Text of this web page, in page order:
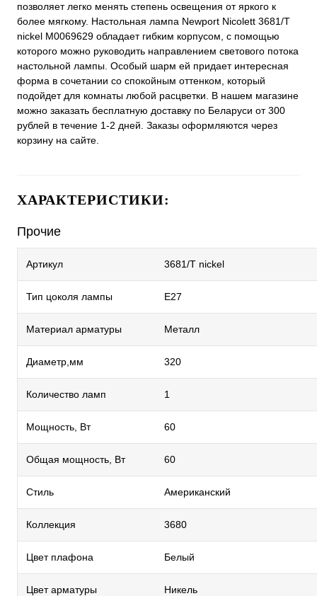
позволяет легко менять степень освещения от яркого к
более мягкому. Настольная лампа Newport Nicolett 3681/T
nickel М0069629 обладает гибким корпусом, с помощью
которого можно руководить направлением светового потока
настольной лампы. Особый шарм ей придает интересная
форма в сочетании со спокойным оттенком, который
подойдет для комнаты любой расцветки. В нашем магазине
можно заказать бесплатную доставку по Беларуси от 300
рублей в течение 1-2 дней. Заказы оформляются через
корзину на сайте.
ХАРАКТЕРИСТИКИ:
Прочие
Артикул 3681/T nickel
Тип цоколя лампы E27
Материал арматуры Металл
Диаметр,мм 320
Количество ламп 1
Мощность, Вт 60
Общая мощность, Вт 60
Стиль Американский
Коллекция 3680
Цвет плафона Белый
Цвет арматуры Никель